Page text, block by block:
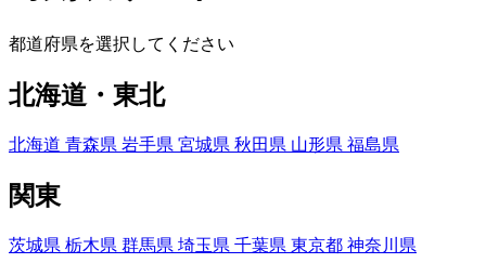
都道府県を選択してください
北海道・東北
北海道 青森県 岩手県 宮城県 秋田県 山形県 福島県
関東
茨城県 栃木県 群馬県 埼玉県 千葉県 東京都 神奈川県